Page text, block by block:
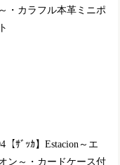
・カラフル本革ミニポ
【ｻﾞｯｶ】Estacion～エ
ン～・カードケース付